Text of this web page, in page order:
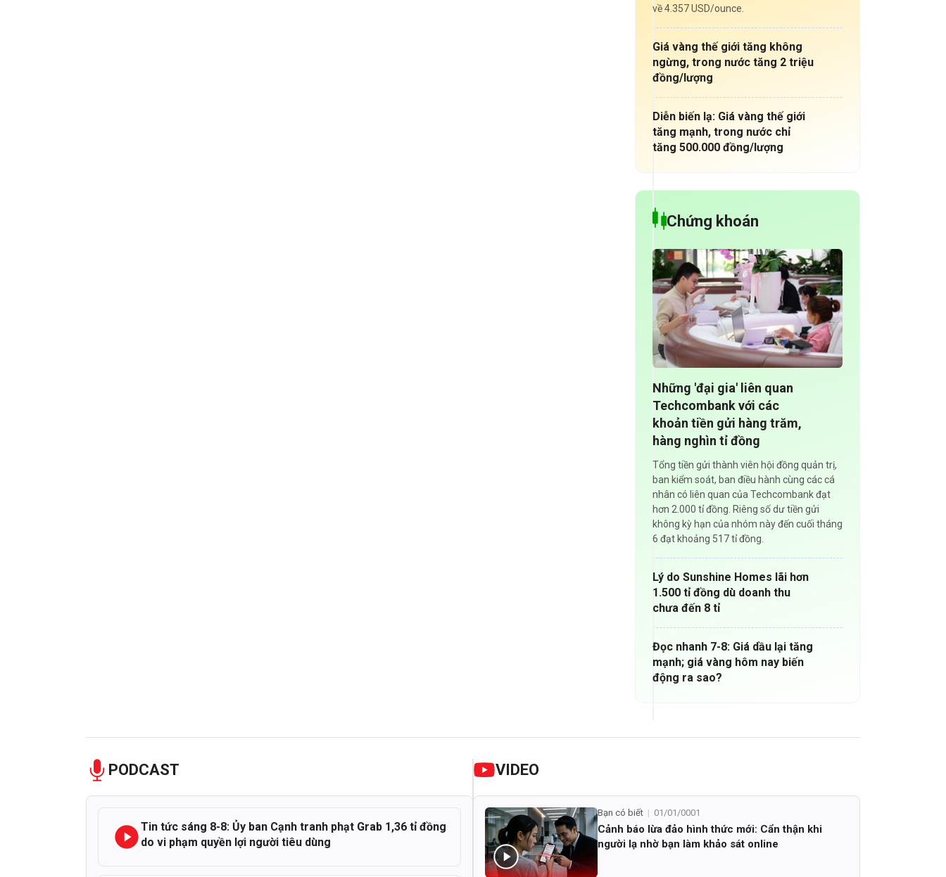
về 4.357 USD/ounce.
Giá vàng thế giới tăng không
ngừng, trong nước tăng 2 triệu
đồng/lượng
Diễn biến lạ: Giá vàng thế giới
tăng mạnh, trong nước chỉ
tăng 500.000 đồng/lượng
Chứng khoán
Những 'đại gia' liên quan
Techcombank với các
khoản tiền gửi hàng trăm,
hàng nghìn tỉ đồng
Tổng tiền gửi thành viên hội đồng quản trị,
ban kiểm soát, ban điều hành cùng các cá
nhân có liên quan của Techcombank đạt
hơn 2.000 tỉ đồng. Riêng số dư tiền gửi
không kỳ hạn của nhóm này đến cuối tháng
6 đạt khoảng 517 tỉ đồng.
Lý do Sunshine Homes lãi hơn
1.500 tỉ đồng dù doanh thu
chưa đến 8 tỉ
Đọc nhanh 7-8: Giá dầu lại tăng
mạnh; giá vàng hôm nay biến
động ra sao?
PODCAST
Tin tức sáng 8-8: Ủy ban Cạnh tranh phạt Grab 1,36 tỉ đồng
do vi phạm quyền lợi người tiêu dùng
VIDEO
Bạn có biết 01/01/0001
Cảnh báo lừa đảo hình thức mới: Cẩn thận khi
người lạ nhờ bạn làm khảo sát online